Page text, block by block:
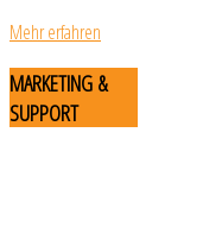
Mehr erfahren
MARKETING &
SUPPORT